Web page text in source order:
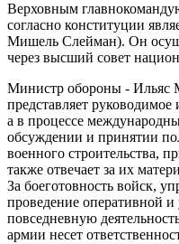
Верховным
согласно конституции
Мишель Слейман). Он
через высший совет
Министр обороны - Ильяс
представляет
а в процессе
обсуждении и принятии
военного строительства,
также отвечает за их
За боеготовность войск,
проведение оперативной
повседневную
армии несет